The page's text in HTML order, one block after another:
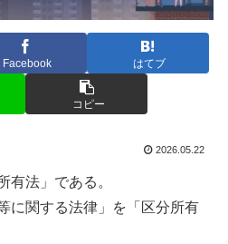
Facebook はてブ
コピー
2026.05.22
有法」である。
に関する法律」を「区分所有